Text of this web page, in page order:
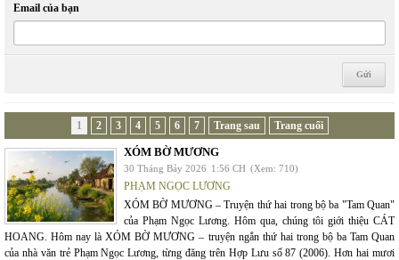
Email của bạn
1 2 3 4 5 6 7 Trang sau Trang cuối
XÓM BỜ MƯƠNG
30 Tháng Bảy 2026 1:56 CH (Xem: 710)
PHẠM NGỌC LƯƠNG
XÓM BỜ MƯƠNG – Truyện thứ hai trong bộ ba "Tam Quan"
của Phạm Ngọc Lương. Hôm qua, chúng tôi giới thiệu CÁT
HOANG. Hôm nay là XÓM BỜ MƯƠNG – truyện ngắn thứ hai trong bộ ba Tam Quan
của nhà văn trẻ Phạm Ngọc Lương, từng đăng trên Hợp Lưu số 87 (2006). Hơn hai mươi